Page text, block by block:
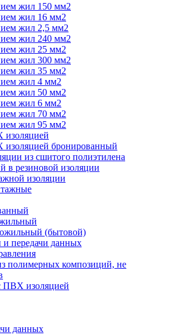
жил 150 мм2
жил 16 мм2
жил 2,5 мм2
жил 240 мм2
жил 25 мм2
жил 300 мм2
жил 35 мм2
жил 4 мм2
жил 50 мм2
жил 6 мм2
жил 70 мм2
жил 95 мм2
изоляцией
изоляцией бронированный
из сшитого полиэтилена
в резиновой изоляции
изоляции
(бытовой)
и передачи данных
полимерных композиций, не
ПВХ изоляцией
данных